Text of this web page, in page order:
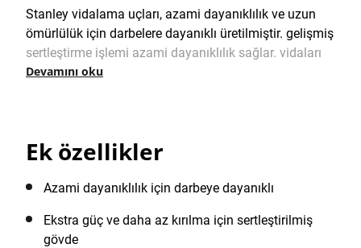
Stanley vidalama uçları, azami dayanıklılık ve uzun
ömürlülük için darbelere dayanıklı üretilmiştir. gelişmiş
sertleştirme işlemi azami dayanıklılık sağlar. vidaları
çeşitli malzemelere vidalamada matkap ucu
Devamını oku
Ek özellikler
Azami dayanıklılık için darbeye dayanıklı
Ekstra güç ve daha az kırılma için sertleştirilmiş
gövde